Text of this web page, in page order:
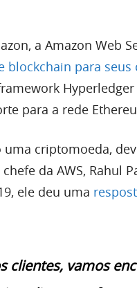
a Amazon Web
blockchain para seus
para a rede
criptomoeda,
da AWS, Rahul
ele deu uma
clientes, vamos